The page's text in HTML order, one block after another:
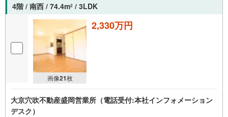
4階 / 南西 / 74.4m2 / 3LDK
画像21枚
2,330万円
大京穴吹不動産盛岡営業所（電話受付:本社インフォメーション
デスク）